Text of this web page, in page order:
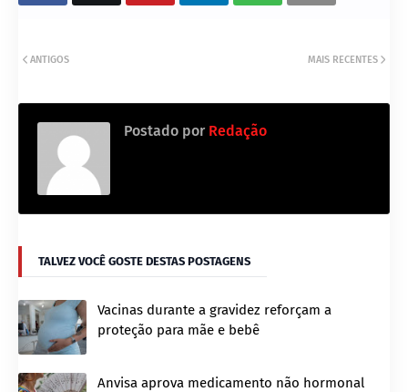
MAIS RECENTES
ANTIGOS
Postado por Redação
TALVEZ VOCÊ GOSTE DESTAS POSTAGENS
Vacinas durante a gravidez reforçam a
proteção para mãe e bebê
Anvisa aprova medicamento não hormonal